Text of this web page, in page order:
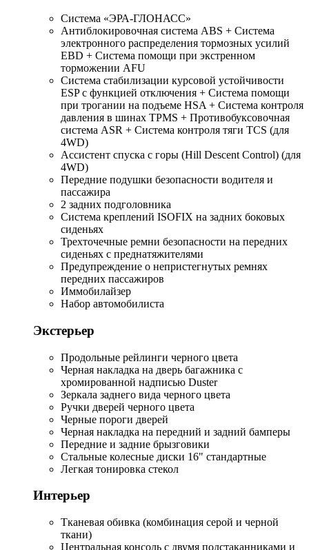
Система «ЭРА-ГЛОНАСС»
Антиблокировочная система ABS + Система
электронного распределения тормозных усилий
EBD + Система помощи при экстренном
торможении AFU
Система стабилизации курсовой устойчивости
ESP с функцией отключения + Система помощи
при трогании на подъеме HSA + Система контроля
давления в шинах TPMS + Противобуксовочная
система ASR + Система контроля тяги TCS (для
4WD)
Ассистент спуска с горы (Hill Descent Control) (для
4WD)
Передние подушки безопасности водителя и
пассажира
2 задних подголовника
Система креплений ISOFIX на задних боковых
сиденьях
Трехточечные ремни безопасности на передних
сиденьях с преднатяжителями
Предупреждение о непристегнутых ремнях
передних пассажиров
Иммобилайзер
Набор автомобилиста
Экстерьер
Продольные рейлинги черного цвета
Черная накладка на дверь багажника с
хромированной надписью Duster
Зеркала заднего вида черного цвета
Ручки дверей черного цвета
Черные пороги дверей
Черная накладка на передний и задний бамперы
Передние и задние брызговики
Стальные колесные диски 16" стандартные
Легкая тонировка стекол
Интерьер
Тканевая обивка (комбинация серой и черной
ткани)
Центральная консоль с двумя подстаканниками и